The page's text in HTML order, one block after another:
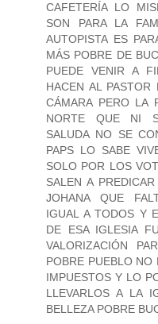
CAFETERÍA LO
SON PARA LA
AUTOPISTA ES
MÁS POBRE DE
PUEDE VENIR A
HACEN AL
CÁMARA PERO LA
NORTE QUE NI
SALUDA NO SE
PAPS LO SABE
SOLO POR LOS
SALEN A
JOHANA QUE
IGUAL A TODOS Y
DE ESA IGLESIA
VALORIZACIÓN
POBRE PUEBLO
IMPUESTOS Y LO
LLEVARLOS A LA
BELLEZA POBRE